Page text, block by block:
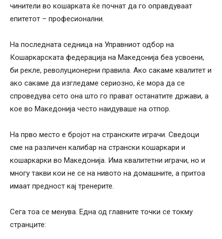
чинители во кошарката ќе почнат да го оправдуваат
епитетот – професионални.
На последната седница на Управниот одбор на
Кошаркарската федерација на Македонија беа усвоени,
би рекле, револуционерни правила. Ако сакаме квалитет и
ако сакаме да изгледаме сериозно, ќе мора да се
спроведува сето она што го прават останатите држави, а
кое во Македонија често наидуваше на отпор.
На прво место е бројот на странските играчи. Сведоци
сме на различен калибар на странски кошаркари и
кошаркарки во Македонија. Има квалитетни играчи, но и
многу такви кои не се на нивото на домашните, а притоа
имаат предност кај тренерите.
Сега тоа се менува. Една од главните точки се токму
странците: